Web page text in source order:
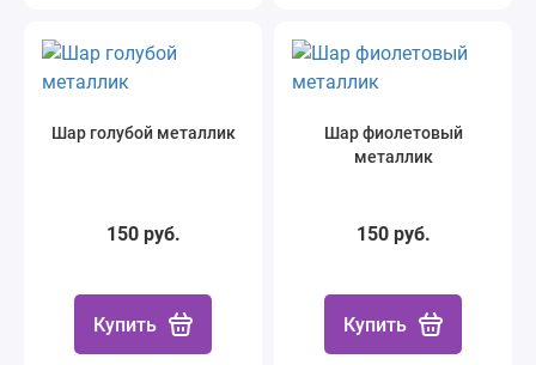
Шар голубой металлик
150 руб.
Купить
Шар фиолетовый
металлик
150 руб.
Купить